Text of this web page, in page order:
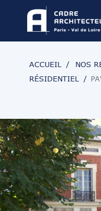
ACCUEIL
NOS
RÉSIDENTIEL